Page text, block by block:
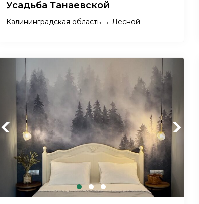
Усадьба Танаевской
Калининградская область → Лесной
Previous Next